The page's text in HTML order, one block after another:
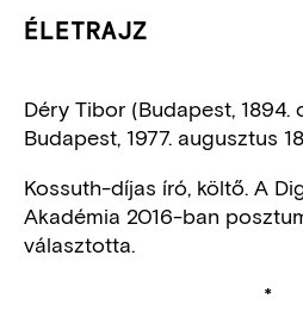
ÉLETRAJZ
Déry Tibor (Budapest, 1894.
Budapest, 1977. augusztus
Kossuth-díjas író, költő. A
Akadémia 2016-ban
választotta.
*